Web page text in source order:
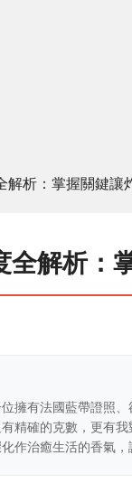
解析：掌握關鍵讓
全解析：
擁有法國藍帶證照
精確的克數，更有
作治癒生活的香氣